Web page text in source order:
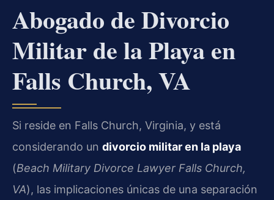
Abogado de Divorcio
Militar de la Playa en
Falls Church, VA
Si reside en Falls Church, Virginia, y está
considerando un divorcio militar en la playa
(Beach Military Divorce Lawyer Falls Church,
VA), las implicaciones únicas de una separación